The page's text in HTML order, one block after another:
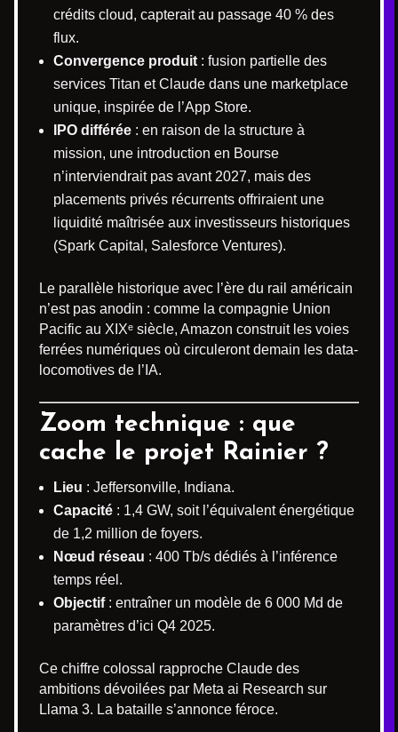
crédits cloud, capterait au passage 40 % des
flux.
Convergence produit : fusion partielle des
services Titan et Claude dans une marketplace
unique, inspirée de l’App Store.
IPO différée : en raison de la structure à
mission, une introduction en Bourse
n’interviendrait pas avant 2027, mais des
placements privés récurrents offriraient une
liquidité maîtrisée aux investisseurs historiques
(Spark Capital, Salesforce Ventures).
Le parallèle historique avec l’ère du rail américain
n’est pas anodin : comme la compagnie Union
Pacific au XIXᵉ siècle, Amazon construit les voies
ferrées numériques où circuleront demain les data-
locomotives de l’IA.
Zoom technique : que
cache le projet Rainier ?
Lieu : Jeffersonville, Indiana.
Capacité : 1,4 GW, soit l’équivalent énergétique
de 1,2 million de foyers.
Nœud réseau : 400 Tb/s dédiés à l’inférence
temps réel.
Objectif: entraîner un modèle de 6 000 Md de
paramètres d’ici Q4 2025.
Ce chiffre colossal rapproche Claude des
ambitions dévoilées par Meta ai Research sur
Llama 3. La bataille s’annonce féroce.